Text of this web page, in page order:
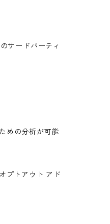
サードパーティ
めの分析が可能
プトアウト アド